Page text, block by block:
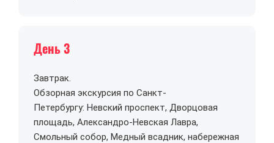
День 3
Завтрак.
Обзорная экскурсия по Санкт-
Петербургу: Невский проспект, Дворцовая
площадь, Александро-Невская Лавра,
Смольный собор, Медный всадник, набережная